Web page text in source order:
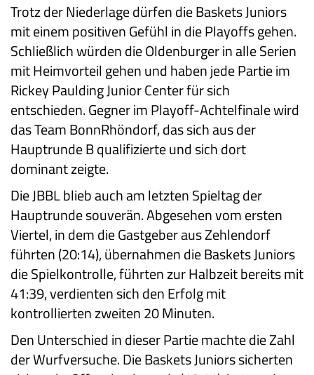
Trotz der Niederlage dürfen die Baskets Juniors
mit einem positiven Gefühl in die Playoffs gehen.
Schließlich würden die Oldenburger in alle Serien
mit Heimvorteil gehen und haben jede Partie im
Rickey Paulding Junior Center für sich
entschieden. Gegner im Playoff-Achtelfinale wird
das Team BonnRhöndorf, das sich aus der
Hauptrunde B qualifizierte und sich dort
dominant zeigte.
Die JBBL blieb auch am letzten Spieltag der
Hauptrunde souverän. Abgesehen vom ersten
Viertel, in dem die Gastgeber aus Zehlendorf
führten (20:14), übernahmen die Baskets Juniors
die Spielkontrolle, führten zur Halbzeit bereits mit
41:39, verdienten sich den Erfolg mit
kontrollierten zweiten 20 Minuten.
Den Unterschied in dieser Partie machte die Zahl
der Wurfversuche. Die Baskets Juniors sicherten